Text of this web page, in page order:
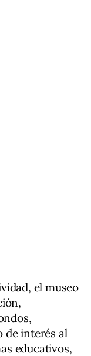
el museo
de interés al
educativos,